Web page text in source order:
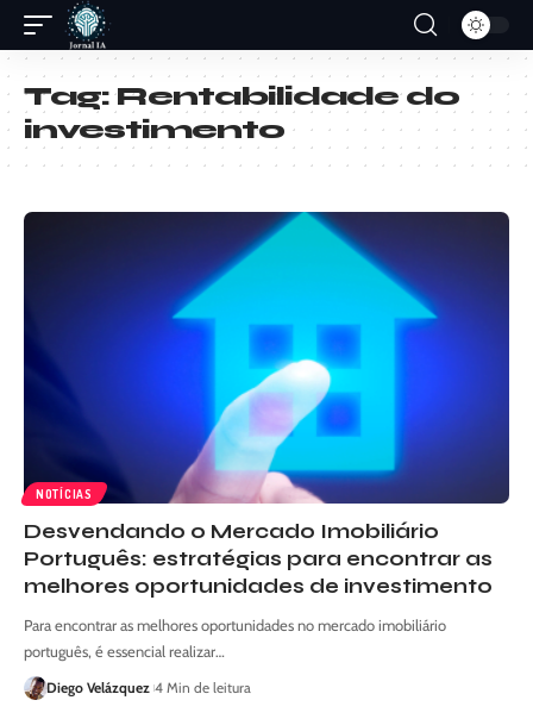
Tag:Rentabilidade do
investimento
NOTÍCIAS
Desvendando o Mercado Imobiliário
Português: estratégias para encontrar as
melhores oportunidades de investimento
Para encontrar as melhores oportunidades no mercado imobiliário
português, é essencial realizar…
Diego Velázquez 4 Min de leitura